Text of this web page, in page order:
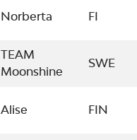
Norberta FI
TEAM
Moonshine
SWE
Alise FIN